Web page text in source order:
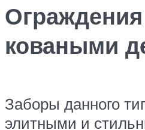
коваными
Заборы данного
элитными и